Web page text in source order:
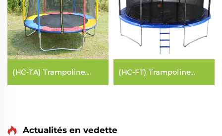
(HC-TA) Trampoline
(style commun)
(HC-FT) Trampoline
(style fibre de verre)
Actualités en vedette